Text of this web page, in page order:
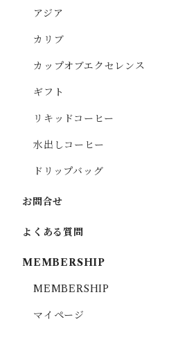
アジア
カリブ
カップオブエクセレンス
ギフト
リキッドコーヒー
水出しコーヒー
ドリップバッグ
お問合せ
よくある質問
MEMBERSHIP
MEMBERSHIP
マイページ